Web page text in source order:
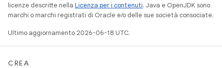
licenze descritte nella Licenza per i contenuti. Java e OpenJDK sono
marchi o marchi registrati di Oracle e/o delle sue società consociate.
Ultimo aggiornamento 2026-06-18 UTC.
CREA